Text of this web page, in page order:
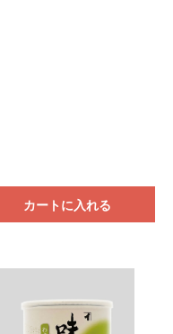
カートに入れる